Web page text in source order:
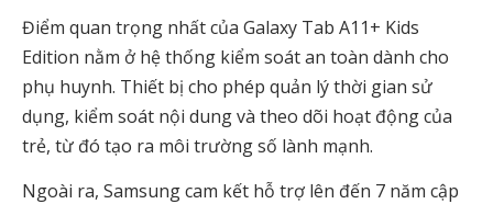
Điểm quan trọng nhất của Galaxy Tab A11+ Kids
Edition nằm ở hệ thống kiểm soát an toàn dành cho
phụ huynh. Thiết bị cho phép quản lý thời gian sử
dụng, kiểm soát nội dung và theo dõi hoạt động của
trẻ, từ đó tạo ra môi trường số lành mạnh.
Ngoài ra, Samsung cam kết hỗ trợ lên đến 7 năm cập